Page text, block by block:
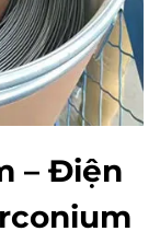
– Điện